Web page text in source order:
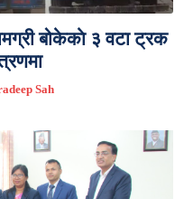
बोकेकाे ३ वटा ट्रक
Sah